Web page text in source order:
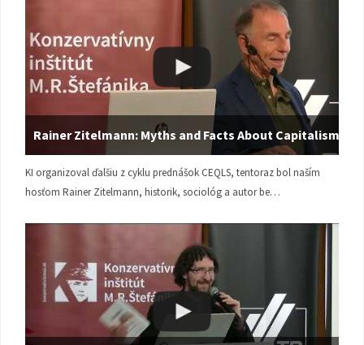
Rainer Zitelmann: Myths and Facts About Capitalism
KI organizoval ďalšiu z cyklu prednášok CEQLS, tentoraz bol naším
hosťom Rainer Zitelmann, historik, sociológ a autor be…